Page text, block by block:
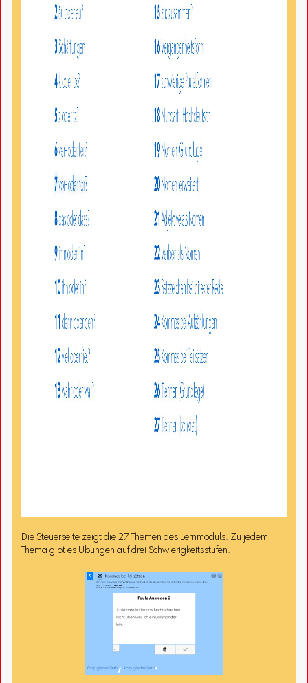
Die Steuerseite zeigt die 27 Themen des Lernmoduls. Zu jedem
Thema gibt es Übungen auf drei Schwierigkeitsstufen.